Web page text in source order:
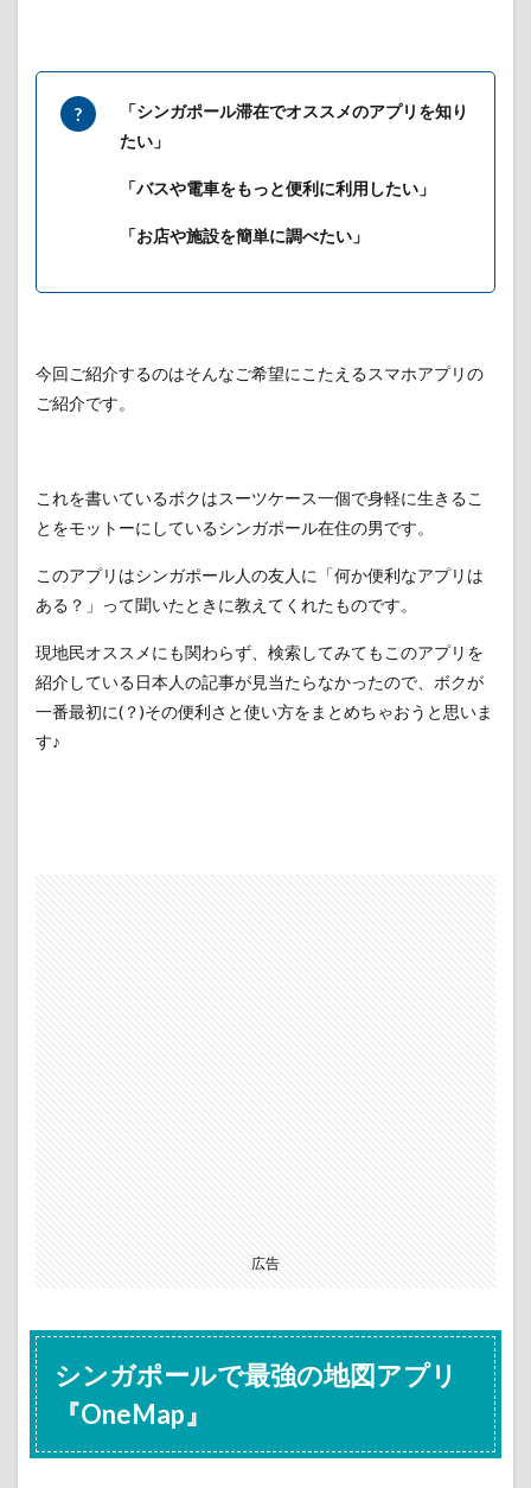
「シンガポール滞在でオススメのアプリを知り
たい」
「バスや電車をもっと便利に利用したい」
「お店や施設を簡単に調べたい」
今回ご紹介するのはそんなご希望にこたえるスマホアプリの
ご紹介です。
これを書いているボクはスーツケース一個で身軽に生きるこ
とをモットーにしているシンガポール在住の男です。
このアプリはシンガポール人の友人に「何か便利なアプリは
ある？」って聞いたときに教えてくれたものです。
現地民オススメにも関わらず、検索してみてもこのアプリを
紹介している日本人の記事が見当たらなかったので、ボクが
一番最初に(？)その便利さと使い方をまとめちゃおうと思いま
す♪
広告
シンガポールで最強の地図アプリ
『OneMap』